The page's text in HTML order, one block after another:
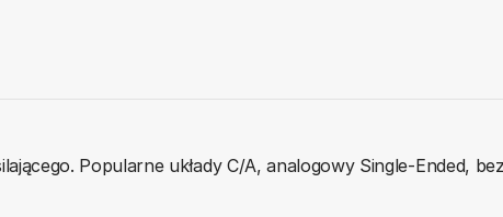
Popularne układy C/A, analogowy Single-Ended,